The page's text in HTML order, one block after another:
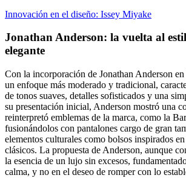
Innovación en el diseño: Issey Miyake
Jonathan Anderson: la vuelta al
elegante
Con la incorporación de Jonathan Anderson
un enfoque más moderado y tradicional,
de tonos suaves, detalles sofisticados y una
su presentación inicial, Anderson mostró una
reinterpretó emblemas de la marca, como la
fusionándolos con pantalones cargo de gran
elementos culturales como bolsos inspirados
clásicos. La propuesta de Anderson, aunque
la esencia de un lujo sin excesos,
calma, y no en el deseo de romper con lo